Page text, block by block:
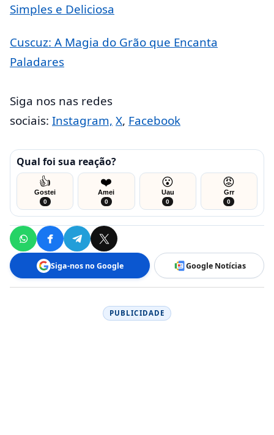
Simples e Deliciosa
Cuscuz: A Magia do Grão que Encanta
Paladares
Siga nos nas redes
sociais: Instagram, X, Facebook
Qual foi sua reação?
👍
Gostei
0
❤️
Amei
0
😮
Uau
0
😡
Grr
0
Siga-nos no Google Google Notícias
PUBLICIDADE